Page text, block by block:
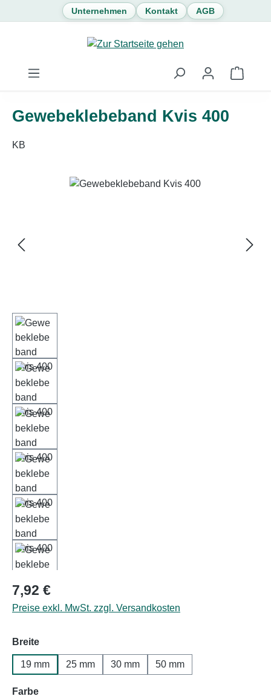
Zum Hauptinhalt springen
Unternehmen Kontakt AGB
Gewebeklebeband Kvis 400
KB
Bildergalerie überspringen
Regulärer Preis:
7,92 €
Preise exkl. MwSt. zzgl. Versandkosten
Breiteauswählen
19 mm 25 mm 30 mm 50 mm
Farbeauswählen